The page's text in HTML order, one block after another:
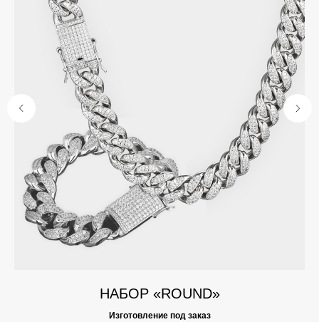
НАБОР «ROUND»
Изготовление под заказ